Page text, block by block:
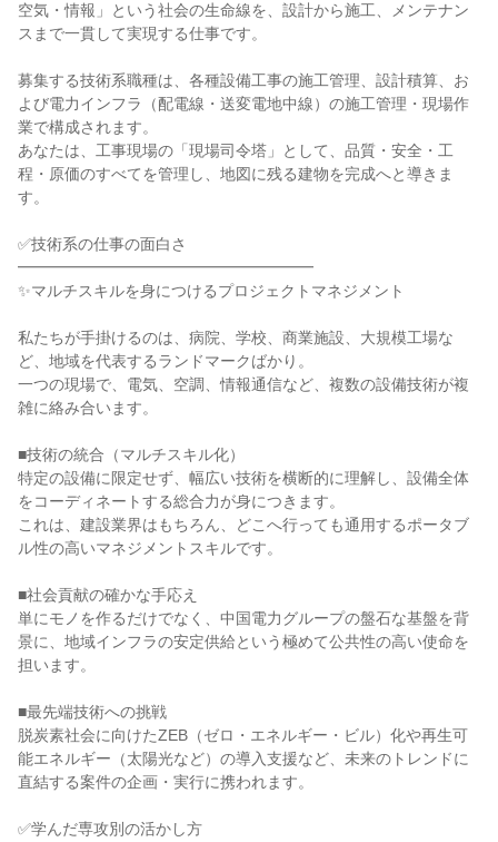
空気・情報」という社会の生命線を、設計から施工、メンテナン
スまで一貫して実現する仕事です。
募集する技術系職種は、各種設備工事の施工管理、設計積算、お
よび電力インフラ（配電線・送変電地中線）の施工管理・現場作
業で構成されます。
あなたは、工事現場の「現場司令塔」として、品質・安全・工
程・原価のすべてを管理し、地図に残る建物を完成へと導きま
す。
✅技術系の仕事の面白さ
━━━━━━━━━━━━━━━━━━━
✨マルチスキルを身につけるプロジェクトマネジメント
私たちが手掛けるのは、病院、学校、商業施設、大規模工場な
ど、地域を代表するランドマークばかり。
一つの現場で、電気、空調、情報通信など、複数の設備技術が複
雑に絡み合います。
■技術の統合（マルチスキル化）
特定の設備に限定せず、幅広い技術を横断的に理解し、設備全体
をコーディネートする総合力が身につきます。
これは、建設業界はもちろん、どこへ行っても通用するポータブ
ル性の高いマネジメントスキルです。
■社会貢献の確かな手応え
単にモノを作るだけでなく、中国電力グループの盤石な基盤を背
景に、地域インフラの安定供給という極めて公共性の高い使命を
担います。
■最先端技術への挑戦
脱炭素社会に向けたZEB（ゼロ・エネルギー・ビル）化や再生可
能エネルギー（太陽光など）の導入支援など、未来のトレンドに
直結する案件の企画・実行に携われます。
✅学んだ専攻別の活かし方